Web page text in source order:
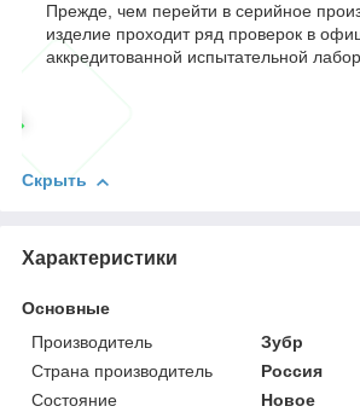
Прежде, чем перейти в серийное
изделие проходит ряд проверок в
аккредитованной испытательной
Скрыть
Характеристики
Основные
Производитель
Зубр
Страна производитель
Россия
Состояние
Новое